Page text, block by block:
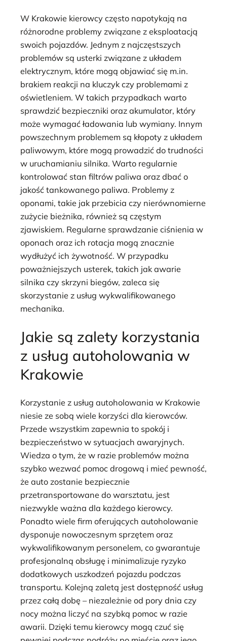
W Krakowie kierowcy często napotykają na
różnorodne problemy związane z eksploatacją
swoich pojazdów. Jednym z najczęstszych
problemów są usterki związane z układem
elektrycznym, które mogą objawiać się m.in.
brakiem reakcji na kluczyk czy problemami z
oświetleniem. W takich przypadkach warto
sprawdzić bezpieczniki oraz akumulator, który
może wymagać ładowania lub wymiany. Innym
powszechnym problemem są kłopoty z układem
paliwowym, które mogą prowadzić do trudności
w uruchamianiu silnika. Warto regularnie
kontrolować stan filtrów paliwa oraz dbać o
jakość tankowanego paliwa. Problemy z
oponami, takie jak przebicia czy nierównomierne
zużycie bieżnika, również są częstym
zjawiskiem. Regularne sprawdzanie ciśnienia w
oponach oraz ich rotacja mogą znacznie
wydłużyć ich żywotność. W przypadku
poważniejszych usterek, takich jak awarie
silnika czy skrzyni biegów, zaleca się
skorzystanie z usług wykwalifikowanego
mechanika.
Jakie są zalety korzystania
z usług autoholowania w
Krakowie
Korzystanie z usług autoholowania w Krakowie
niesie ze sobą wiele korzyści dla kierowców.
Przede wszystkim zapewnia to spokój i
bezpieczeństwo w sytuacjach awaryjnych.
Wiedza o tym, że w razie problemów można
szybko wezwać pomoc drogową i mieć pewność,
że auto zostanie bezpiecznie
przetransportowane do warsztatu, jest
niezwykle ważna dla każdego kierowcy.
Ponadto wiele firm oferujących autoholowanie
dysponuje nowoczesnym sprzętem oraz
wykwalifikowanym personelem, co gwarantuje
profesjonalną obsługę i minimalizuje ryzyko
dodatkowych uszkodzeń pojazdu podczas
transportu. Kolejną zaletą jest dostępność usług
przez całą dobę – niezależnie od pory dnia czy
nocy można liczyć na szybką pomoc w razie
awarii. Dzięki temu kierowcy mogą czuć się